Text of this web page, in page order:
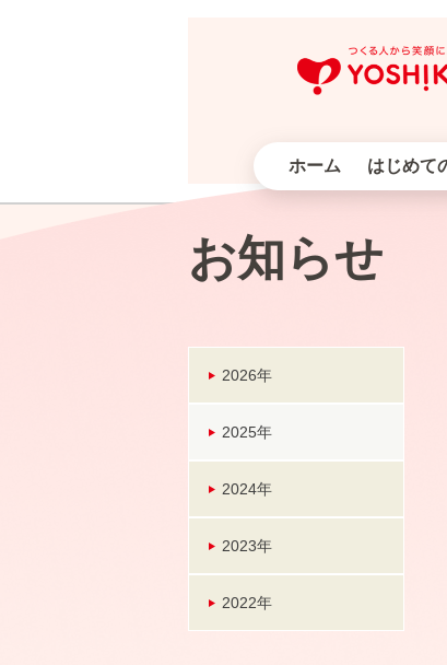
ホーム はじめて
お知らせ
2026年
2025年
2024年
2023年
2022年